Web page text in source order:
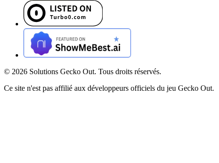
© 2026 Solutions Gecko Out. Tous droits réservés.
Ce site n'est pas affilié aux développeurs officiels du jeu Gecko Out.